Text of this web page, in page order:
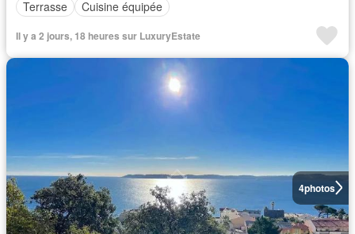
Terrasse
Cuisine équipée
Il y a 2 jours, 18 heures sur LuxuryEstate
4photos